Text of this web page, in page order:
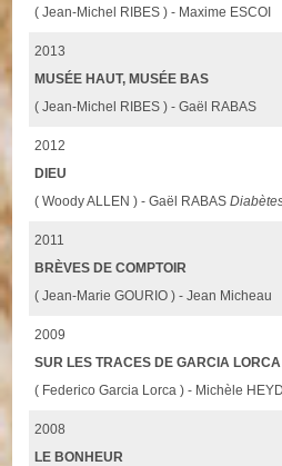
( Jean-Michel RIBES ) - Maxime ESCOI
2013
MUSÉE HAUT, MUSÉE BAS
( Jean-Michel RIBES ) - Gaël RABAS
2012
DIEU
( Woody ALLEN ) - Gaël RABAS
2011
BRÈVES DE COMPTOIR
( Jean-Marie GOURIO ) - Jean Micheau
2009
SUR LES TRACES DE GARCIA LORCA
( Federico Garcia Lorca ) - Michèle
2008
LE BONHEUR